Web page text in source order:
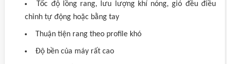
Tốc độ lồng rang, lưu lượng khí nóng, gió đều điều
chỉnh tự động hoặc bằng tay
Thuận tiện rang theo profile khó
Độ bền của máy rất cao